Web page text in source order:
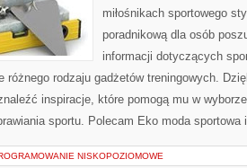
miłośnikach sportowego
poradnikową dla osób
informacji dotyczących
różnego rodzaju gadżetów treningowych.
inspiracje, które pomogą mu w
sportu. Polecam Eko moda
NISKOPOZIOMOWE